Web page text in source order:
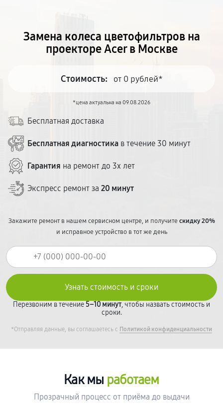
Замена колеса цветофильтров на
проекторе Acer в Москве
Стоимость: от 0 рублей*
*цена актуальна на 09.08.2026
Бесплатная доставка
Бесплатная диагностика в течение 30 минут
Гарантия на ремонт до 3х лет
Экспресс ремонт за 20 минут
Закажите ремонт в нашем сервисном центре, и получитескидку 20%
и исправное устройство в тот же день
Перезвоним в течение 5–10 минут, чтобы назвать стоимость и
сроки.
*Отправляя данные, вы соглашаетесь с Политикой конфиденциальности
Как мы работаем
Прозрачный процесс от приёма до выдачи